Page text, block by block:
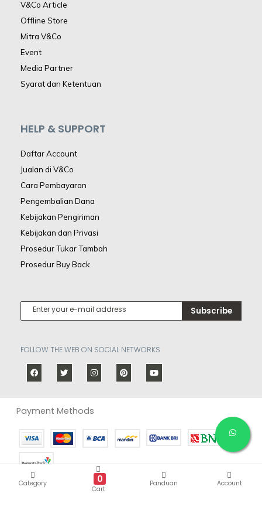
V&Co Article
Offline Store
Mitra V&Co
Event
Media Partner
Syarat dan Ketentuan
HELP & SUPPORT
Daftar Account
Jualan di V&Co
Cara Pembayaran
Pengembalian Dana
Kebijakan Pengiriman
Kebijakan dan Privasi
Prosedur Tukar Tambah
Prosedur Buy Back
Subscribe
FOLLOW THE WEB ON SOCIAL NETWORKS
Payment Methods
Delivery Service
Category 0
Cart
Panduan Account